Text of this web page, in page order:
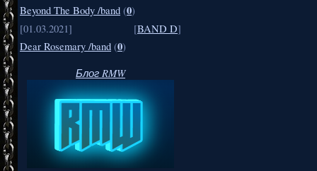
Beyond The Body /band (0)
[01.03.2021]
[BAND D]
Dear Rosemary /band (0)
Блог RMW